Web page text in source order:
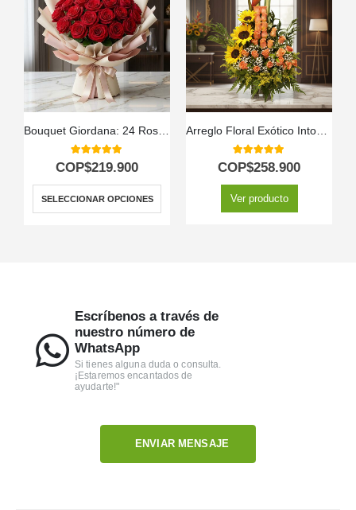
5.00out of 5
COP$219.900
SELECCIONAR OPCIONES
5.00out of 5
COP$258.900
Ver producto
Escríbenos a través de
nuestro número de
WhatsApp
Si tienes alguna duda o consulta.
¡Estaremos encantados de
ayudarte!"
ENVIAR MENSAJE